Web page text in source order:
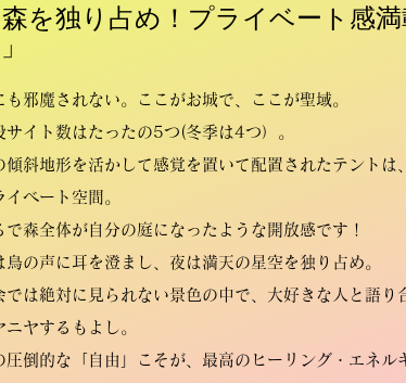
を独り占め！プライベート感
も邪魔されない。ここがお城で、ここが聖域。
サイト数はたったの5つ(冬季は4つ）。
傾斜地形を活かして感覚を置いて配置されたテントは
イベート空間。
で森全体が自分の庭になったような開放感です！
鳥の声に耳を澄まし、夜は満天の星空を独り占め。
では絶対に見られない景色の中で、大好きな人と語り
ニヤするもよし。
圧倒的な「自由」こそが、最高のヒーリング・エネル